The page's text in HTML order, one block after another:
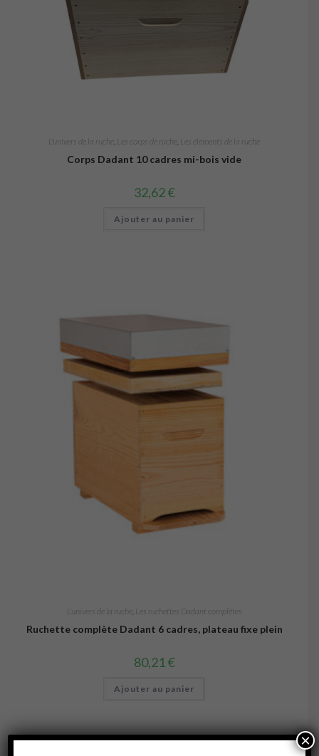
L'univers de la ruche Les corps de ruche Les éléments de la ruche
Corps Dadant 10 cadres mi-bois vide
32,62€
Ajouter au panier
L'univers de la ruche , Les ruchettes Dadant complètes
Ruchette complète Dadant 6 cadres, plateau fixe plein
80,21 €
Ajouter au panier
×